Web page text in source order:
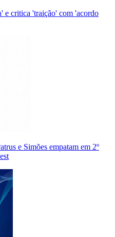
e critica 'traição' com 'acordo
e Simões empatam em 2º